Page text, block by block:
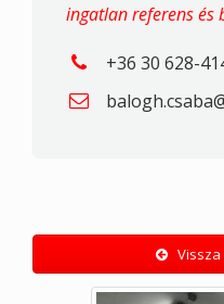
ingatlan referens és
+36 30 628-